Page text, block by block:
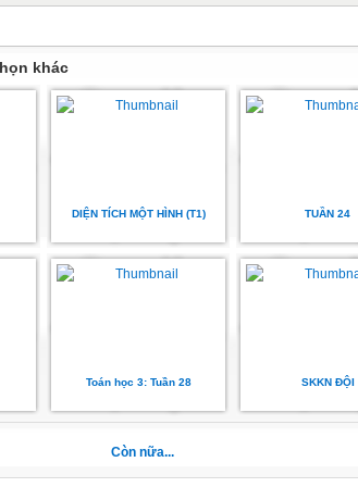
yếu kém.: An Nhiên, Nhật, Khang, Vũ Nhiên,Vũ, Nguyên
làm việc riêng nhiều (Bảo,Phúc)
: Nguyễn Nhiên,
28
khác
DIỆN TÍCH MỘT HÌNH (T1) TUẦN 24
Toán học 3: Tuần 28 SKKN ĐỘI
Còn nữa...